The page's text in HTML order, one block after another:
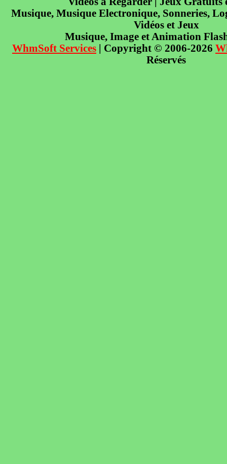
Musique, Musique Electronique, Sonneries,
Vidéos et Jeux
Musique, Image et Animation
WhmSoft Services | Copyright © 2006-2026
Réservés